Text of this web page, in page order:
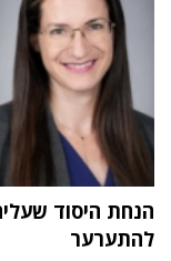
הנחת היסוד
להתערער